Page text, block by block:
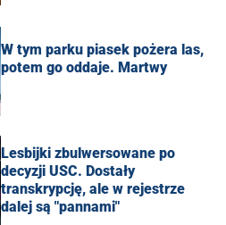
W tym parku piasek pożera las,
potem go oddaje. Martwy
Lesbijki zbulwersowane po
decyzji USC. Dostały
transkrypcję, ale w rejestrze
dalej są "pannami"